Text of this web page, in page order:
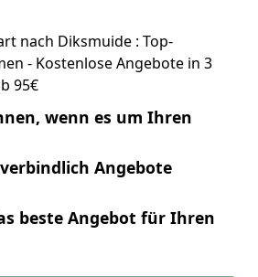
nach Diksmuide : Top-
- Kostenlose Angebote in 3
95€
wenn es um Ihren
Angebote
beste Angebot für Ihren